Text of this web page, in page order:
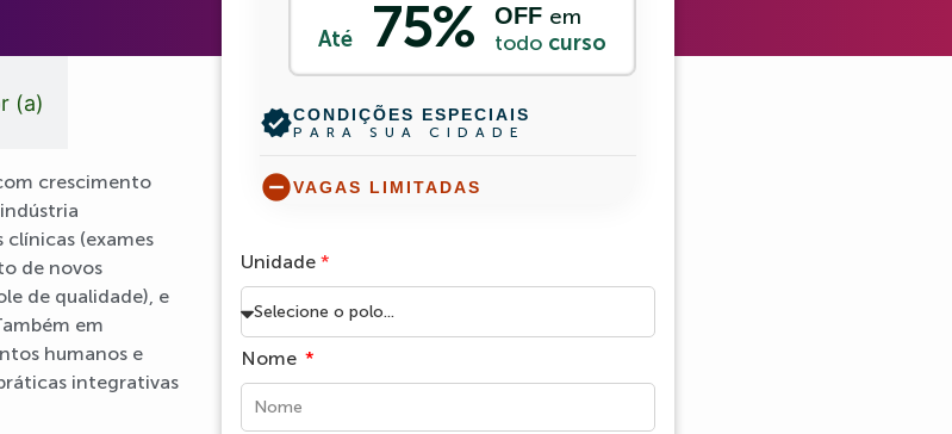
(a)
crescimento
(exames
de novos
de qualidade), e
em
humanos e
integrativas
Até 75% OFF em
todo curso
verifiedCONDIÇÕES ESPECIAIS
PARA SUA CIDADE
remove_circleVAGAS LIMITADAS
Unidade*
Nome